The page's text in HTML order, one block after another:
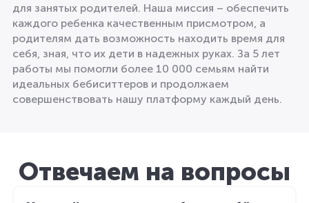
для занятых родителей. Наша миссия – обеспечить
каждого ребенка качественным присмотром, а
родителям дать возможность находить время для
себя, зная, что их дети в надежных руках. За 5 лет
работы мы помогли более 10 000 семьям найти
идеальных бебиситтеров и продолжаем
совершенствовать нашу платформу каждый день.
Отвечаем на вопросы